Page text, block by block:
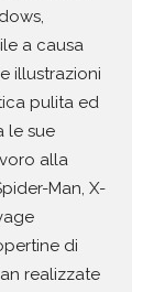
a causa
illustrazioni
pulita ed
le sue
alla
Man, X-
di
realizzate